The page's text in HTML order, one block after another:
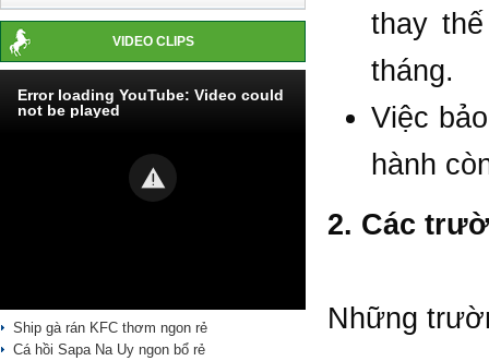
VIDEO CLIPS
Error loading YouTube: Video could
not be played
Ship gà rán KFC thơm ngon rẻ
Cá hồi Sapa Na Uy ngon bổ rẻ
thay
tháng.
Việc
hành
2. Các
Những